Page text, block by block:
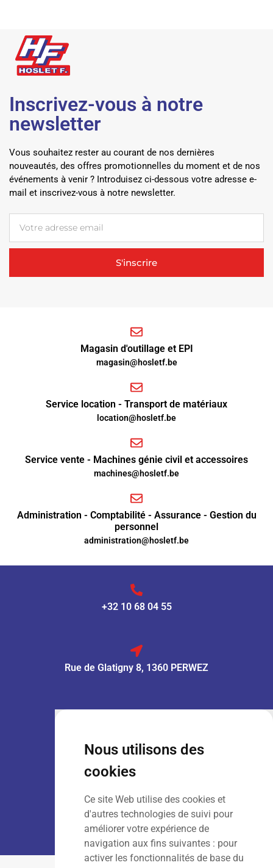
Nous utilisons des
cookies
Ce site Web utilise des cookies et
d'autres technologies de suivi pour
améliorer votre expérience de
navigation aux fins suivantes : pour
activer les fonctionnalités de base du
Inscrivez-vous à notre
newsletter
Vous souhaitez rester au courant de nos dernières
nouveautés, des offres promotionnelles du moment et de nos
événements à venir ? Introduisez ci-dessous votre adresse e-
mail et inscrivez-vous à notre newsletter.
S'inscrire
Magasin d'outillage et EPI
magasin@hosletf.be
Service location - Transport de matériaux
location@hosletf.be
Service vente - Machines génie civil et accessoires
machines@hosletf.be
Administration - Comptabilité - Assurance - Gestion du
personnel
administration@hosletf.be
+32 10 68 04 55
Rue de Glatigny 8, 1360 PERWEZ
: 9h00 – 13h00
Dim: Fermé
LOCATION :
Lun – Ven: 7h00 – 18h00
Sam – Dim
: Fermé